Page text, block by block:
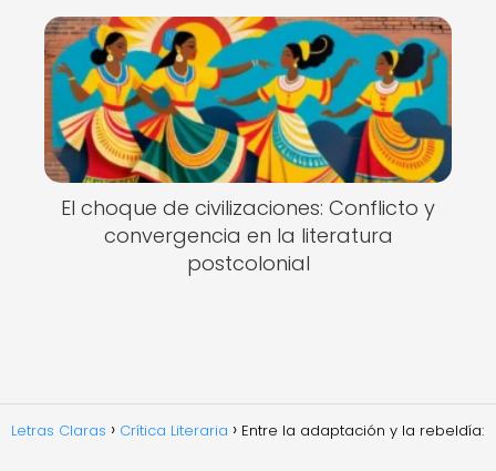
El choque de civilizaciones: Conflicto y
convergencia en la literatura
postcolonial
Letras Claras Crítica Literaria Entre la adaptación y la rebeldía: